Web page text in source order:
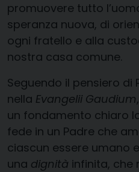
promuovere tutto
speranza nuova, di
ogni fratello e alla
nostra casa comune.
Seguendo il pensiero di
nella Evangelii Gaudium
un fondamento chiaro
fede in un Padre che
ciascun essere umano
una dignità infinita, che